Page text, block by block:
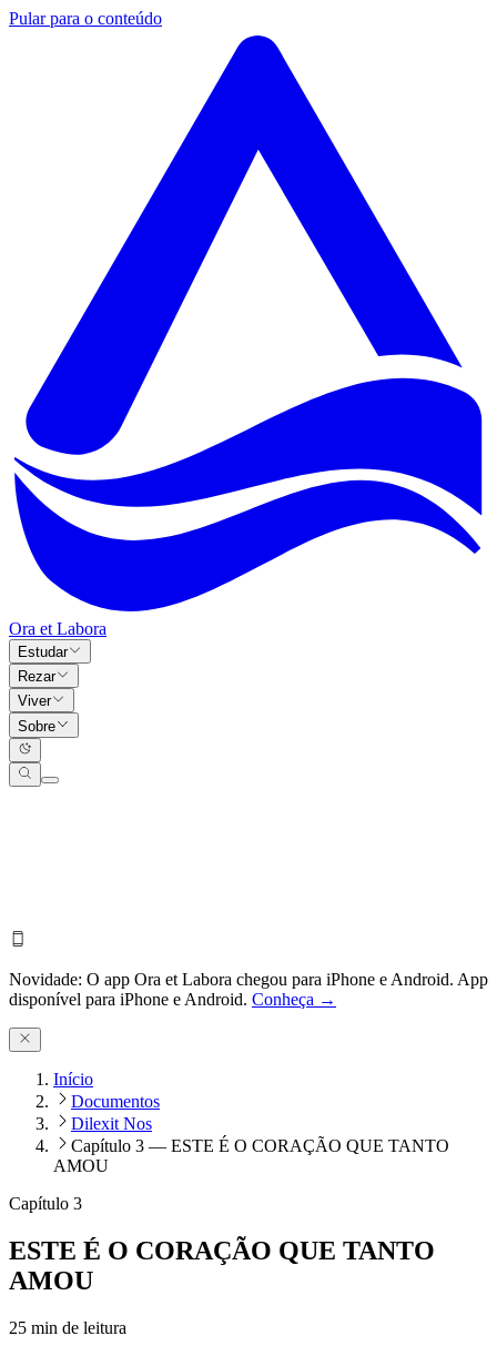
Pular para o conteúdo
Ora et Labora
Estudar
Rezar
Viver
Sobre
Novidade: O app Ora et Labora chegou para iPhone e Android. App
disponível para iPhone e Android. Conheça →
Início
Documentos
Dilexit Nos
Capítulo 3 — ESTE É O CORAÇÃO QUE TANTO
AMOU
Capítulo 3
ESTE É O CORAÇÃO QUE TANTO
AMOU
25 min de leitura